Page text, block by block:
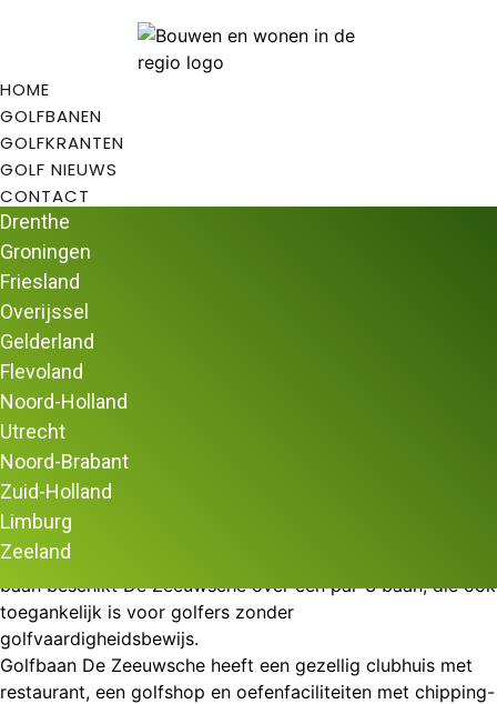
HOME
GOLFBANEN
GOLFKRANTEN
GOLF NIEUWS
CONTACT
Drenthe
Groningen
Friesland
Overijssel
Gelderland
Flevoland
Noord-Holland
Utrecht
Noord-Brabant
Zuid-Holland
Limburg
Zeeland
Home/Golfbanen
Zeeuwsche
Golfbaan De Zeeuwsche
Golfbaan De Zeeuwsche
golfbaan in het hart van Zeeland.
Golfbaan De Zeeuwsche
Golfbaan De Zeeuwsche in Middelburg is een zeer
uitdagend met veel waterpartijen en afwisselende holes en
past geweldig in het Zeeuwse landschap. Naast de 9 holes
baan beschikt De Zeeuwsche over een par-3 baan, die ook
toegankelijk is voor golfers zonder
golfvaardigheidsbewijs.
Golfbaan De Zeeuwsche heeft een gezellig clubhuis met
restaurant, een golfshop en oefenfaciliteiten met chipping-